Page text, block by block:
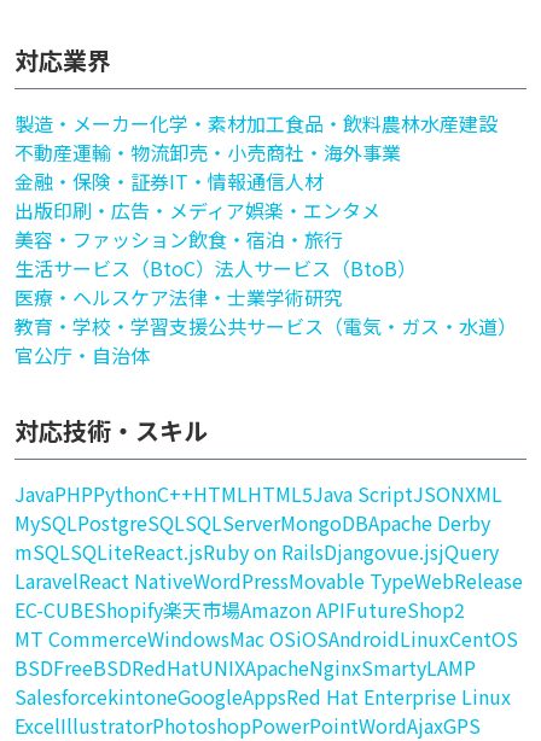
対応業界
製造・メーカー化学・素材加工食品・飲料農林水産建設
不動産運輸・物流卸売・小売商社・海外事業
金融・保険・証券IT・情報通信人材
出版印刷・広告・メディア娯楽・エンタメ
美容・ファッション飲食・宿泊・旅行
生活サービス（BtoC） 法人サービス（BtoB）
医療・ヘルスケア法律・士業学術研究
教育・学校・学習支援公共サービス（電気・ガス・水道）
官公庁・自治体
対応技術・スキル
JavaPHPPythonC++HTMLHTML5Java ScriptJSONXML
MySQLPostgreSQLSQLServerMongoDBApache Derby
mSQLSQLiteReact.jsRuby on RailsDjangovue.jsjQuery
LaravelReact NativeWordPressMovable TypeWebRelease
EC-CUBEShopify楽天市場Amazon APIFutureShop2
MT CommerceWindowsMac OSiOSAndroidLinuxCentOS
BSDFreeBSDRedHatUNIXApacheNginxSmartyLAMP
SalesforcekintoneGoogleAppsRed Hat Enterprise Linux
ExcelIllustratorPhotoshopPowerPointWordAjaxGPS